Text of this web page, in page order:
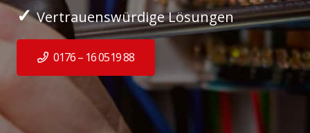
✓Vertrauenswürdige Lösungen
0176 – 16 0519 88